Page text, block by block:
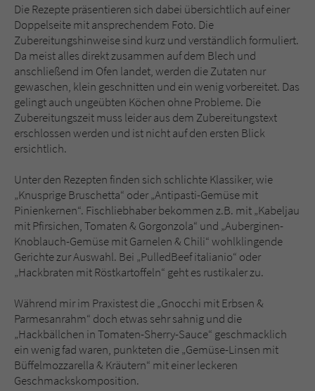
Die Rezepte präsentieren sich dabei übersichtlich auf einer
Doppelseite mit ansprechendem Foto. Die
Zubereitungshinweise sind kurz und verständlich formuliert.
Da meist alles direkt zusammen auf dem Blech und
anschließend im Ofen landet, werden die Zutaten nur
gewaschen, klein geschnitten und ein wenig vorbereitet. Das
gelingt auch ungeübten Köchen ohne Probleme. Die
Zubereitungszeit muss leider aus dem Zubereitungstext
erschlossen werden und ist nicht auf den ersten Blick
ersichtlich.
Unter den Rezepten finden sich schlichte Klassiker, wie
„Knusprige Bruschetta“ oder „Antipasti-Gemüse mit
Pinienkernen“. Fischliebhaber bekommen z.B. mit „Kabeljau
mit Pfirsichen, Tomaten & Gorgonzola“ und „Auberginen-
Knoblauch-Gemüse mit Garnelen & Chili“ wohlklingende
Gerichte zur Auswahl. Bei „PulledBeef italianio“ oder
„Hackbraten mit Röstkartoffeln“ geht es rustikaler zu.
Während mir im Praxistest die „Gnocchi mit Erbsen &
Parmesanrahm“ doch etwas sehr sahnig und die
„Hackbällchen in Tomaten-Sherry-Sauce“ geschmacklich
ein wenig fad waren, punkteten die „Gemüse-Linsen mit
Büffelmozzarella & Kräutern“ mit einer leckeren
Geschmackskomposition.